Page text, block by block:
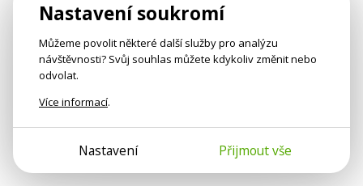
Nastavení soukromí
Můžeme povolit některé další služby pro analýzu
návštěvnosti? Svůj souhlas můžete kdykoliv změnit nebo
odvolat.
Více informací.
Nastavení Přijmout vše